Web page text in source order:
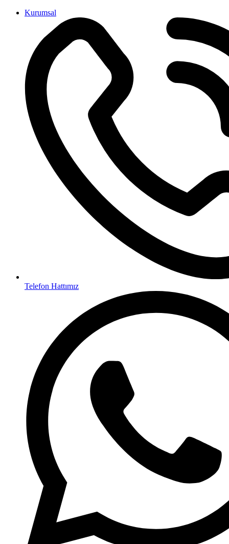
İçeriğeKurumsal
Telefon Hattımız